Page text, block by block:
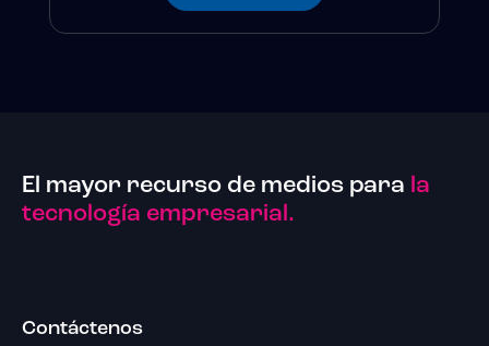
El mayor recurso de medios para la
tecnología empresarial.
Contáctenos